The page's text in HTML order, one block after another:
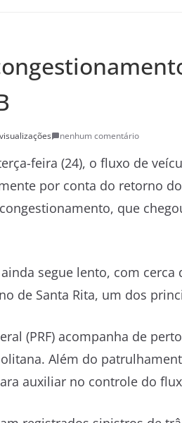
nenhum comentário
feira (24), o fluxo de
por conta do retorno
que
segue lento, com
de Santa Rita, um dos
(PRF) acompanha de
Além do
auxiliar no controle do